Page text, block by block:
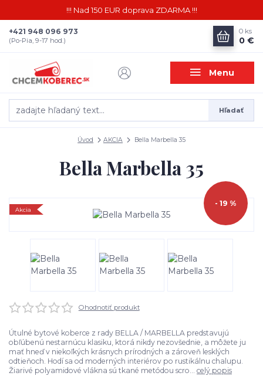
!!! Nad 150 EUR doprava ZDARMA !!!
Menu
Hľadať
+421 948 096 973
(Po-Pia, 9-17 hod.)
0 ks
0 €
Úvod AKCIA Bella Marbella 35
Bella Marbella 35
Akcia
- 19 %
Ohodnotiť produkt
Útulné bytové koberce z rady BELLA / MARBELLA predstavujú
obľúbenú nestarnúcu klasiku, ktorá nikdy nezovšednie, a môžete ju
mať hneď v niekoľkých krásnych prírodných a zároveň lesklých
odtieňoch. Hodí sa od moderných interiérov po rustikálnu chalupu.
Žiarivé polyamidové vlákna sú tkané metódou scro... celý popis